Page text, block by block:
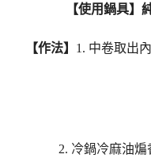
【使用鍋具】
【作法】 1. 中卷取出
2. 冷鍋冷麻油